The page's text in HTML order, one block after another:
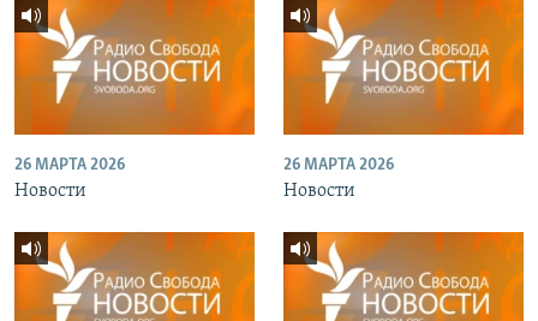
26 МАРТА 2026
Новости
26 МАРТА 2026
Новости